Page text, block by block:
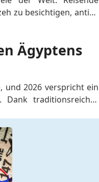
zu besichtigen, antike
Ägyptens
und 2026 verspricht ein
Dank traditionsreicher